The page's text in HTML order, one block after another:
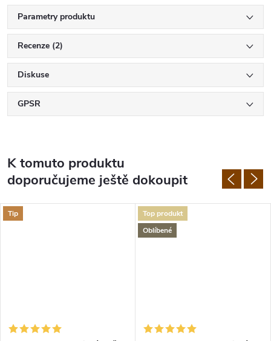
Parametry produktu
Recenze (2)
Diskuse
GPSR
K tomuto produktu
doporučujeme ještě dokoupit
Tip
Top produkt
Oblíbené